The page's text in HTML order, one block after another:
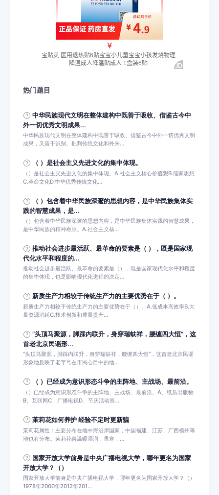
热门题目
中华民族现代文明在整体建构中既善于吸收、借鉴古今中
外一切优秀文明成果...
中华民族现代文明在整体建构中既善于吸收、借鉴古今中外一切优秀文明
成果，又善于识别、批判传统文化和外来...
（ ）是社会主义先进文化的集中体现。
（）是社会主义先进文化的集中体现。A.社会主义核心价值观B.儒家思想
C.革命文化D.中华优秀传统文化...
（ ）包含着中华民族深邃的思想内容，是中华民族集体实
践的智慧成果，是...
（）包含着中华民族深邃的思想内容，是中华民族集体实践的智慧成果，
是中华民族的精神命脉。A.社会主义核...
推动社会进步最活跃、最革命的要素是（ ），既是国家现
代化水平和程度的...
推动社会进步最活跃、最革命的要素是（），既是国家现代化水平和程度
的集中体现，也是影响现代化进程的决定...
新质生产力相较于传统生产力的主要优势在于（ ）。
新质生产力相较于传统生产力的主要优势在于（）。A.低成本高效率B.大
量资源消耗C.技术创新和质量提升...
“头顶马聚源，脚踩内联升，身穿瑞蚨祥，腰缠四大恒”，这
首老北京民谣形...
“头顶马聚源，脚踩内联升，身穿瑞蚨祥，腰缠四大恒”，这首老北京民谣
形象地反映了老字号在市民心目中的地...
（ ）已经成为意识形态斗争的主阵地、主战场、最前沿。
（）已经成为意识形态斗争的主阵地、主战场、最前沿。A、纸质出版物
B、互联网C、广播电视D、节庆活动答...
茉莉花如何养护 经验不定时更新骗
茉莉花属性：主要分布在地中海沿岸国家，中国福建、江苏、广西横州等
地也有分布。茉莉花喜温暖湿润，畏寒，...
国家开放大学前身是中央广播电视大学，哪年更名为国家
开放大学？（）
国家开放大学前身是中央广播电视大学，哪年更名为国家开放大学？（）
1978年2000年2012年201...